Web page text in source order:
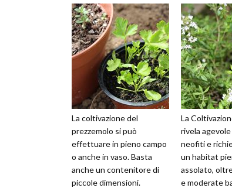
La coltivazione del
prezzemolo si può
effettuare in pieno campo
o anche in vaso. Basta
anche un contenitore di
piccole dimensioni.
La
rivela
neofiti e
un habitat
assolato,
e moderate